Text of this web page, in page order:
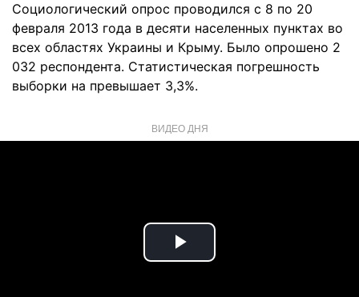
Социологический опрос проводился с 8 по 20
февраля 2013 года в десяти населенных пунктах во
всех областях Украины и Крыму. Было опрошено 2
032 респондента. Статистическая погрешность
выборки на превышает 3,3%.
ВИДЕО ДНЯ
Play